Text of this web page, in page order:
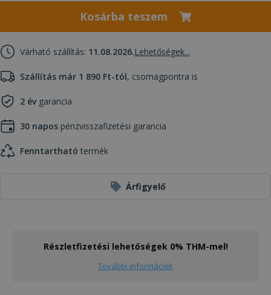
Kosárba teszem
Várható szállítás: 11.08.2026.Lehetőségek...
Szállítás már 1 890 Ft-tól, csomagpontra is
2 évgarancia
30 napos pénzvisszafizetési garancia
Fenntartható termék
Árfigyelő
Részletfizetési lehetőségek 0% THM-mel!
További információk